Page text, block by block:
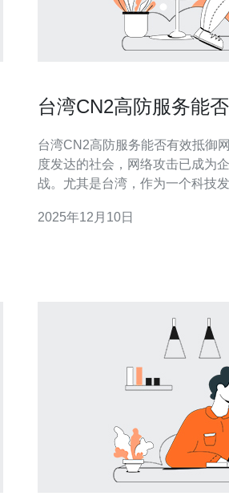
台湾CN2高防服务能
台湾CN2高防服务能否有效抵御
度发达的社会，网络攻击已成为
战。尤其是台湾，作为一个科技
否有效抵御各种网络攻击，并分
2025年12月10日